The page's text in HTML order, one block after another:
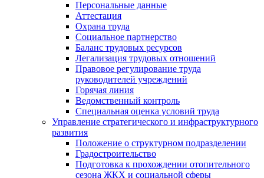
Персональные данные
Аттестация
Охрана труда
Социальное партнерство
Баланс трудовых ресурсов
Легализация трудовых отношений
Правовое регулирование труда
руководителей учреждений
Горячая линия
Ведомственный контроль
Специальная оценка условий труда
Управление стратегического и инфраструктурного
развития
Положение о структурном подразделении
Градостроительство
Подготовка к прохождении отопительного
сезона ЖКХ и социальной сферы